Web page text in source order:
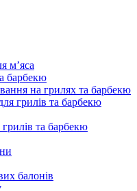
м’яса
барбекю
на грилях та барбекю
грилів та барбекю
та барбекю
балонів